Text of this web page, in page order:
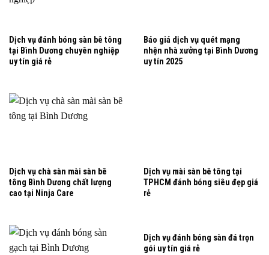
Dịch vụ đánh bóng sàn bê tông
tại Bình Dương chuyên nghiệp
uy tín giá rẻ
Báo giá dịch vụ quét mạng
nhện nhà xưởng tại Bình Dương
uy tín 2025
Dịch vụ chà sàn mài sàn bê
tông Bình Dương chất lượng
cao tại Ninja Care
Dịch vụ mài sàn bê tông tại
TPHCM đánh bóng siêu đẹp giá
rẻ
Dịch vụ đánh bóng sàn đá trọn
gói uy tín giá rẻ